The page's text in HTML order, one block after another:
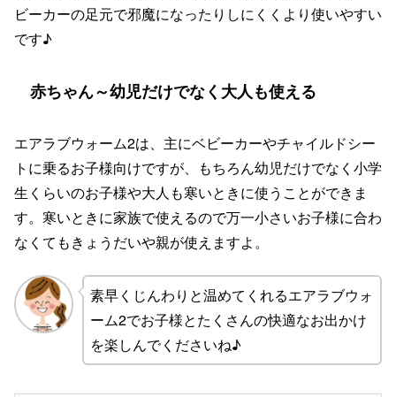
ビーカーの足元で邪魔になったりしにくくより使いやすい
です♪
赤ちゃん～幼児だけでなく大人も使える
エアラブウォーム2は、主にベビーカーやチャイルドシー
トに乗るお子様向けですが、もちろん幼児だけでなく小学
生くらいのお子様や大人も寒いときに使うことができま
す。寒いときに家族で使えるので万一小さいお子様に合わ
なくてもきょうだいや親が使えますよ。
素早くじんわりと温めてくれるエアラブウォ
ーム2でお子様とたくさんの快適なお出かけ
を楽しんでくださいね♪